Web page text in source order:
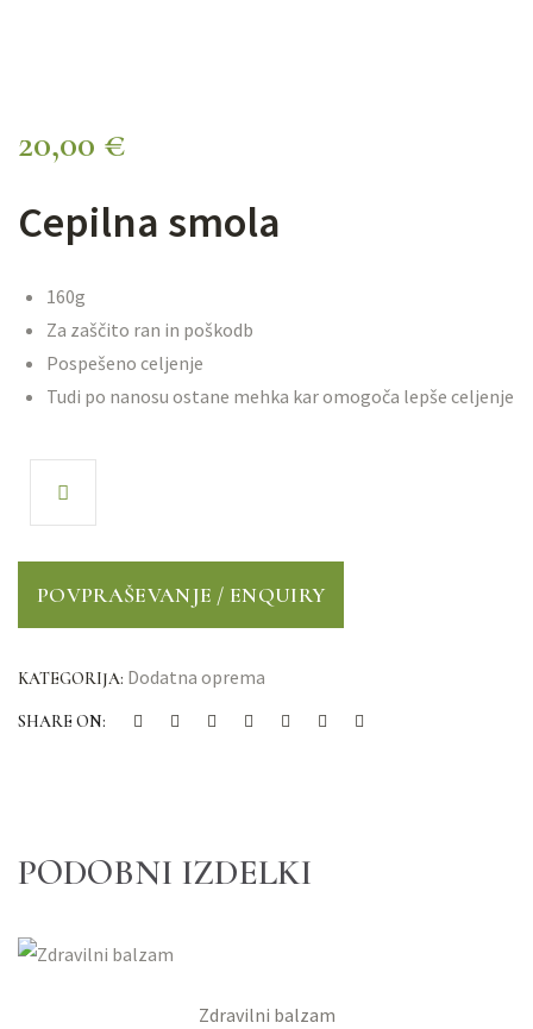
20,00 €
Cepilna smola
160g
Za zaščito ran in poškodb
Pospešeno celjenje
Tudi po nanosu ostane mehka kar omogoča lepše celjenje
KATEGORIJA: Dodatna oprema
SHARE ON:
PODOBNI IZDELKI
Zdravilni balzam